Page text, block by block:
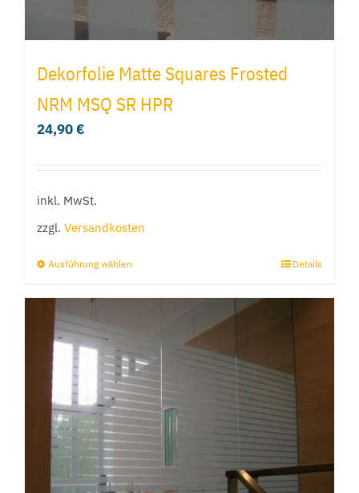
Dekorfolie Matte Squares Frosted
NRM MSQ SR HPR
24,90€
inkl. MwSt.
zzgl. Versandkosten
Ausführung wählen
mehrere
Varianten
auf.
Die
Optionen
können
auf
Details